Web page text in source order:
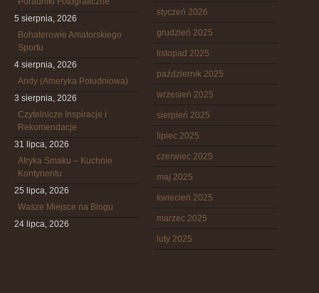
5 sierpnia, 2026
Bohaterowie Amatorskiego
Sportu
4 sierpnia, 2026
Andy (Ameryka Południowa)
3 sierpnia, 2026
Czytelnicze Inspiracje i
Rekomendacje
31 lipca, 2026
Afryka Smaku – Kuchnie
Kontynentu
25 lipca, 2026
Wasze Miejsce na Blogu
24 lipca, 2026
styczeń 2026
grudzień 2025
listopad 2025
październik 2025
wrzesień 2025
sierpień 2025
lipiec 2025
czerwiec 2025
maj 2025
kwiecień 2025
marzec 2025
luty 2025